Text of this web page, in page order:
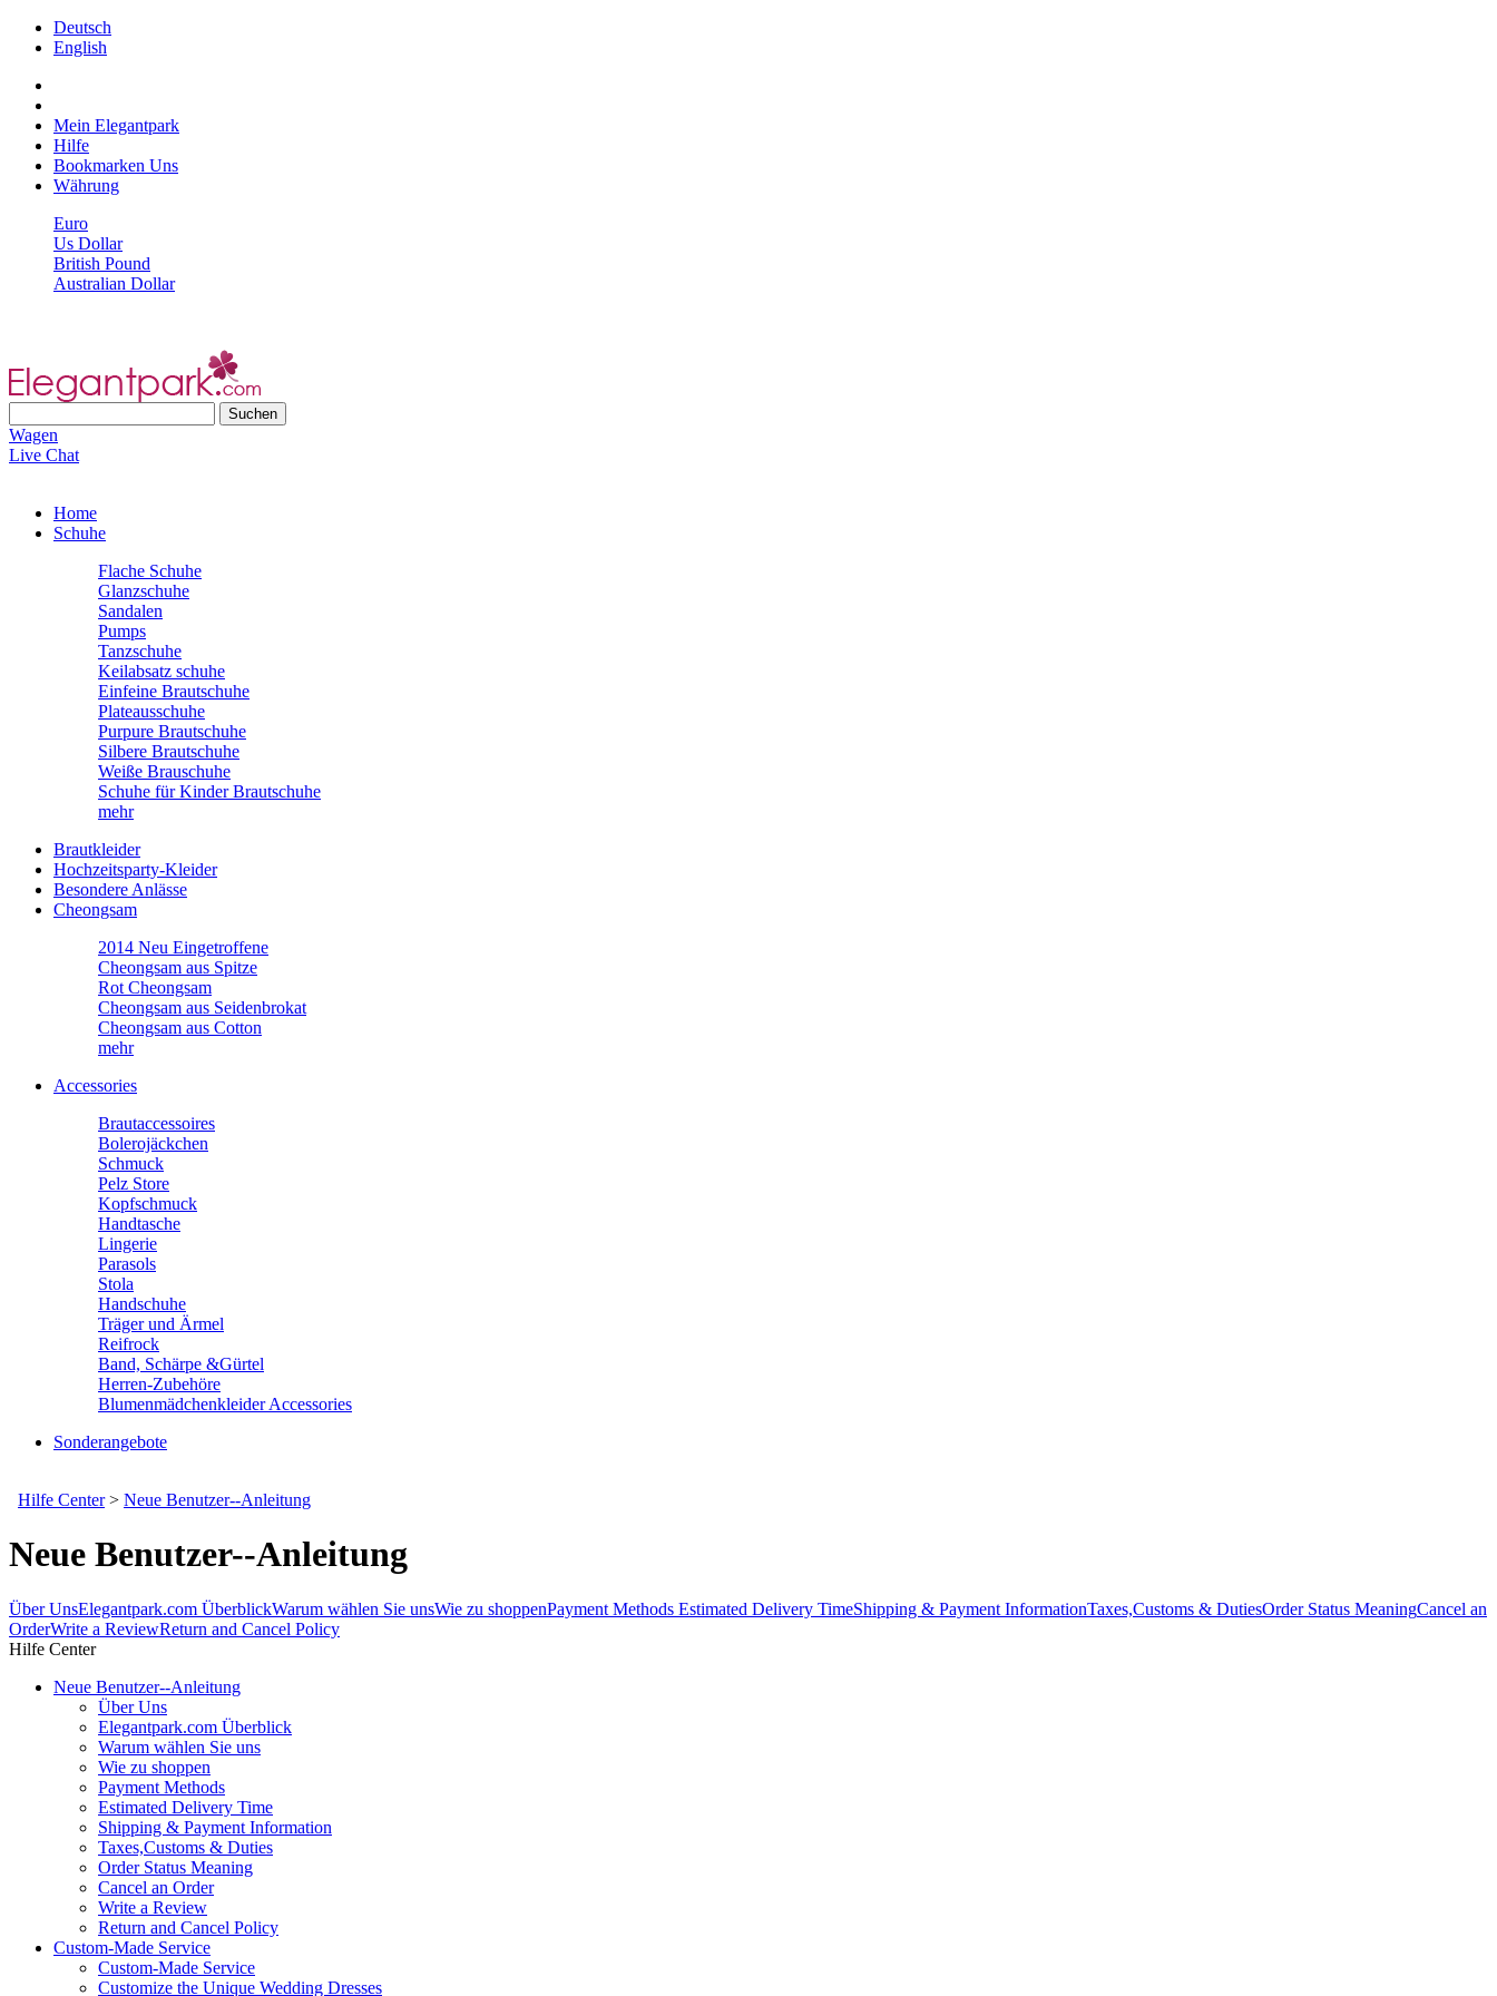
Deutsch
English
Mein Elegantpark
Hilfe
Bookmarken Uns
Währung
Euro
Us Dollar
British Pound
Australian Dollar
Wagen
Live Chat
Home
Schuhe
Flache Schuhe
Glanzschuhe
Sandalen
Pumps
Tanzschuhe
Keilabsatz schuhe
Einfeine Brautschuhe
Plateausschuhe
Purpure Brautschuhe
Silbere Brautschuhe
Weiße Brauschuhe
Schuhe für Kinder Brautschuhe
mehr
Brautkleider
Hochzeitsparty-Kleider
Besondere Anlässe
Cheongsam
2014 Neu Eingetroffene
Cheongsam aus Spitze
Rot Cheongsam
Cheongsam aus Seidenbrokat
Cheongsam aus Cotton
mehr
Accessories
Brautaccessoires
Bolerojäckchen
Schmuck
Pelz Store
Kopfschmuck
Handtasche
Lingerie
Parasols
Stola
Handschuhe
Träger und Ärmel
Reifrock
Band, Schärpe &Gürtel
Herren-Zubehöre
Blumenmädchenkleider Accessories
Sonderangebote
Hilfe Center> Neue Benutzer--Anleitung
Neue Benutzer--Anleitung
Über UnsElegantpark.com ÜberblickWarum wählen Sie unsWie zu shoppenPayment Methods Estimated Delivery TimeShipping & Payment InformationTaxes,Customs & DutiesOrder Status MeaningCancel an
OrderWrite a ReviewReturn and Cancel Policy
Hilfe Center
Neue Benutzer--Anleitung
Über Uns
Elegantpark.com Überblick
Warum wählen Sie uns
Wie zu shoppen
Payment Methods
Estimated Delivery Time
Shipping & Payment Information
Taxes,Customs & Duties
Order Status Meaning
Cancel an Order
Write a Review
Return and Cancel Policy
Custom-Made Service
Custom-Made Service
Customize the Unique Wedding Dresses